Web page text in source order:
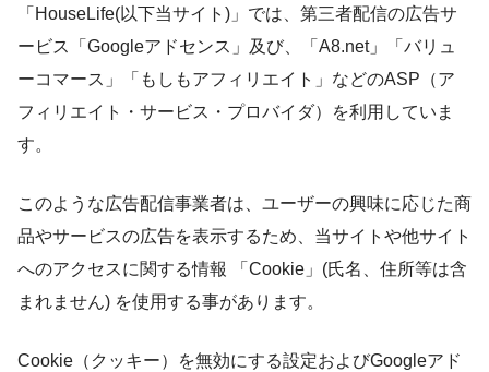
「HouseLife(以下当サイト)」では、第三者配信の広告サ
ービス「Googleアドセンス」及び、「A8.net」「バリュ
ーコマース」「もしもアフィリエイト」などのASP（ア
フィリエイト・サービス・プロバイダ）を利用していま
す。
このような広告配信事業者は、ユーザーの興味に応じた商
品やサービスの広告を表示するため、当サイトや他サイト
へのアクセスに関する情報 「Cookie」(氏名、住所等は含
まれません) を使用する事があります。
Cookie（クッキー）を無効にする設定およびGoogleアド